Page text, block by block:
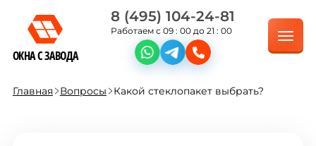
ОКНА С ЗАВОДА
8 (495) 104-24-81
Работаем с 09 : 00 до 21 : 00
Главная Вопросы Какой стеклопакет выбрать?